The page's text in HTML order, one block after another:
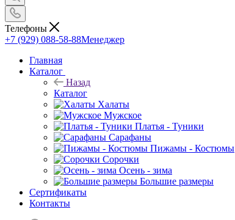
Телефоны
+7 (929) 088-58-88Менеджер
Главная
Каталог
Назад
Каталог
Халаты
Мужское
Платья - Туники
Сарафаны
Пижамы - Костюмы
Сорочки
Oсень - зима
Большие размеры
Сертификаты
Контакты